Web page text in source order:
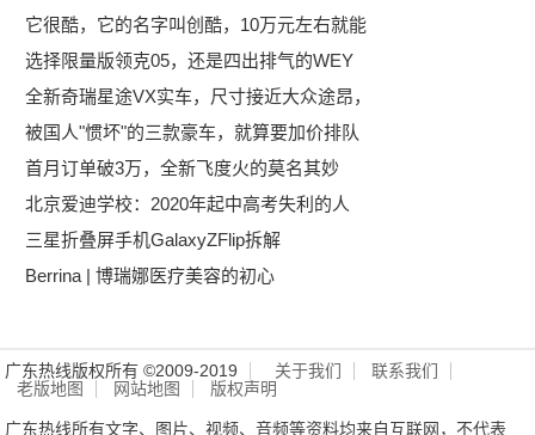
它很酷，它的名字叫创酷，10万元左右就能
选择限量版领克05，还是四出排气的WEY
全新奇瑞星途VX实车，尺寸接近大众途昂，
被国人"惯坏"的三款豪车，就算要加价排队
首月订单破3万，全新飞度火的莫名其妙
北京爱迪学校：2020年起中高考失利的人
三星折叠屏手机GalaxyZFlip拆解
Berrina | 博瑞娜医疗美容的初心
广东热线版权所有 ©2009-2019 关于我们
联系我们
老版地图
网站地图 版权声明
广东热线所有文字、图片、视频、音频等资料均来自互联网，不代表